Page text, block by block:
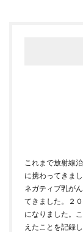
これまで放射線
に携わってきま
ネガティブ乳が
てきました。２
になりました。
えたことを記録